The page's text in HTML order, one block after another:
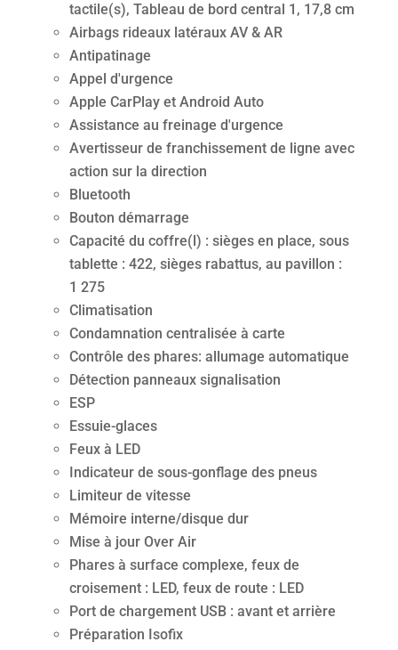
tactile(s), Tableau de bord central 1, 17,8 cm
Airbags rideaux latéraux AV & AR
Antipatinage
Appel d'urgence
Apple CarPlay et Android Auto
Assistance au freinage d'urgence
Avertisseur de franchissement de ligne avec
action sur la direction
Bluetooth
Bouton démarrage
Capacité du coffre(l) : sièges en place, sous
tablette : 422, sièges rabattus, au pavillon :
1 275
Climatisation
Condamnation centralisée à carte
Contrôle des phares: allumage automatique
Détection panneaux signalisation
ESP
Essuie-glaces
Feux à LED
Indicateur de sous-gonflage des pneus
Limiteur de vitesse
Mémoire interne/disque dur
Mise à jour Over Air
Phares à surface complexe, feux de
croisement : LED, feux de route : LED
Port de chargement USB : avant et arrière
Préparation Isofix